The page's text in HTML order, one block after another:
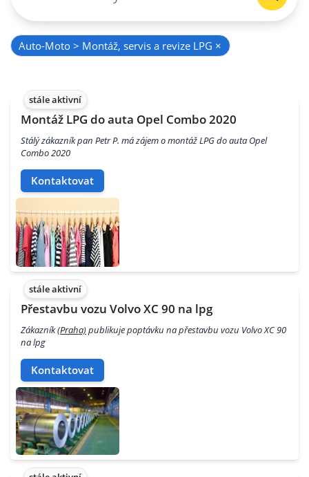
Auto-Moto > Montáž, servis a revize LPG ×
stále aktivní
Montáž LPG do auta Opel Combo 2020
Stálý zákazník pan Petr P. má zájem o montáž LPG do auta Opel
Combo 2020
Kontaktovat
stále aktivní
Přestavbu vozu Volvo XC 90 na lpg
Zákazník(Praha)publikuje poptávku na přestavbu vozu Volvo XC 90
na lpg
Kontaktovat